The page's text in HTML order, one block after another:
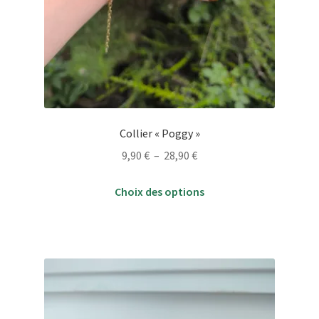
Collier « Poggy »
9,90 € – 28,90 €Plage
prix :
Choix des options
Les
options
peuvent